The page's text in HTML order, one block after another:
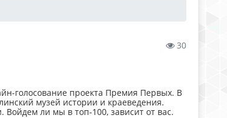
30
голосование проекта Премия Первых. В
музей истории и краеведения.
ли мы в топ-100, зависит от вас.